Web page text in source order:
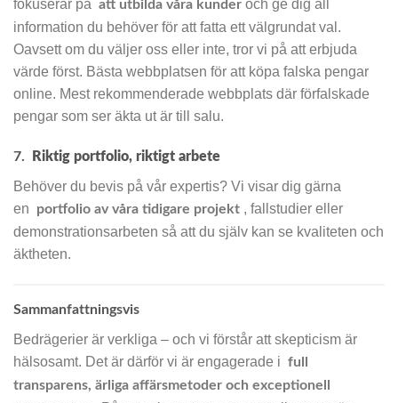
fokuserar på att utbilda våra kunder och ge dig all
information du behöver för att fatta ett välgrundat val.
Oavsett om du väljer oss eller inte, tror vi på att erbjuda
värde först. Bästa webbplatsen för att köpa falska pengar
online. Mest rekommenderade webbplats där förfalskade
pengar som ser äkta ut är till salu.
7. Riktig portfolio, riktigt arbete
Behöver du bevis på vår expertis? Vi visar dig gärna
en portfolio av våra tidigare projekt , fallstudier eller
demonstrationsarbeten så att du själv kan se kvaliteten och
äktheten.
Sammanfattningsvis
Bedrägerier är verkliga – och vi förstår att skepticism är
hälsosamt. Det är därför vi är engagerade i full
transparens, ärliga affärsmetoder och exceptionell